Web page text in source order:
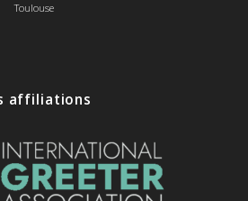
Toulouse
affiliations